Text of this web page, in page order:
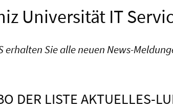
Universität IT
erhalten Sie alle neuen News-
DER LISTE AKTUELLES-